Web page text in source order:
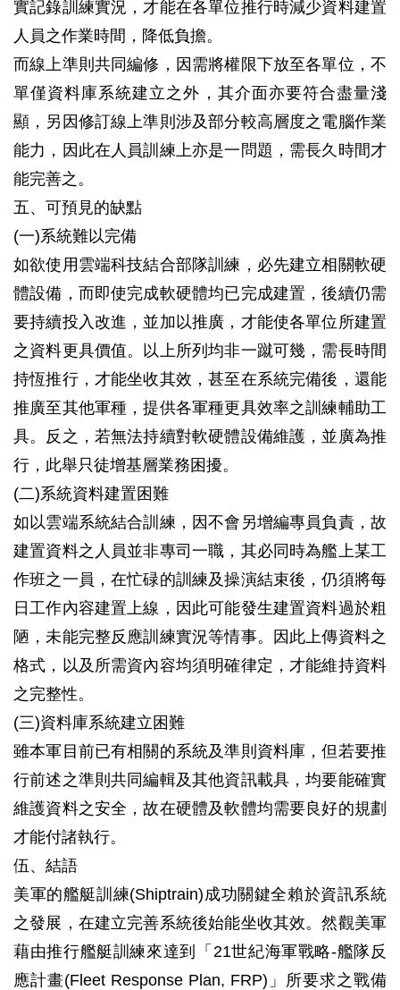
實記錄訓練實況，才能在各單位推行時減少資料建置
人員之作業時間，降低負擔。
而線上準則共同編修，因需將權限下放至各單位，不
單僅資料庫系統建立之外，其介面亦要符合盡量淺
顯，另因修訂線上準則涉及部分較高層度之電腦作業
能力，因此在人員訓練上亦是一問題，需長久時間才
能完善之。
五、可預見的缺點
(一)系統難以完備
如欲使用雲端科技結合部隊訓練，必先建立相關軟硬
體設備，而即使完成軟硬體均已完成建置，後續仍需
要持續投入改進，並加以推廣，才能使各單位所建置
之資料更具價值。以上所列均非一蹴可幾，需長時間
持恆推行，才能坐收其效，甚至在系統完備後，還能
推廣至其他軍種，提供各軍種更具效率之訓練輔助工
具。反之，若無法持續對軟硬體設備維護，並廣為推
行，此舉只徒增基層業務困擾。
(二)系統資料建置困難
如以雲端系統結合訓練，因不會另增編專員負責，故
建置資料之人員並非專司一職，其必同時為艦上某工
作班之一員，在忙碌的訓練及操演結束後，仍須將每
日工作內容建置上線，因此可能發生建置資料過於粗
陋，未能完整反應訓練實況等情事。因此上傳資料之
格式，以及所需資內容均須明確律定，才能維持資料
之完整性。
(三)資料庫系統建立困難
雖本軍目前已有相關的系統及準則資料庫，但若要推
行前述之準則共同編輯及其他資訊載具，均要能確實
維護資料之安全，故在硬體及軟體均需要良好的規劃
才能付諸執行。
伍、結語
美軍的艦艇訓練(Shiptrain)成功關鍵全賴於資訊系統
之發展，在建立完善系統後始能坐收其效。然觀美軍
藉由推行艦艇訓練來達到「21世紀海軍戰略-艦隊反
應計畫(Fleet Response Plan, FRP)」所要求之戰備